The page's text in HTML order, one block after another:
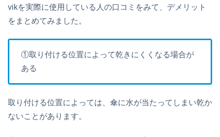
vikを実際に使用している人の口コミをみて、デメリット
をまとめてみました。
①取り付ける位置によって乾きにくくなる場合が
ある
取り付ける位置によっては、傘に水が当たってしまい乾か
ないことがあります。